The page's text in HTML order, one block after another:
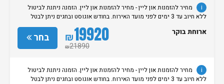
i
מחיר להזמנות און ליין - מחיר להזמנות און ליין. הזמנה ניתנת לביטול
ללא חיוב עד 3 ימים לפני מועד האירוח. בחודש אוגוסט ובחגים ניתן לבטל
בחר ₪19920
₪21890
ארוחת בוקר
i
מחיר להזמנות און ליין - מחיר להזמנות און ליין. הזמנה ניתנת לביטול
ללא חיוב עד 3 ימים לפני מועד האירוח. בחודש אוגוסט ובחגים ניתן לבטל